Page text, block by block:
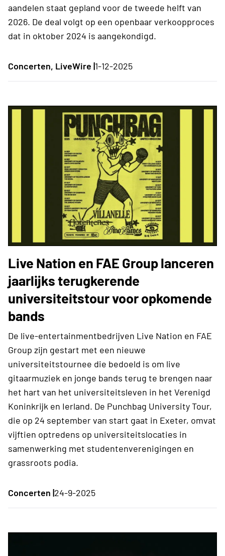
aandelen staat gepland voor de tweede helft van
2026. De deal volgt op een openbaar verkoopproces
dat in oktober 2024 is aangekondigd.
Concerten, LiveWire |1-12-2025
Live Nation en FAE Group lanceren
jaarlijks terugkerende
universiteitstour voor opkomende
bands
De live-entertainmentbedrijven Live Nation en FAE
Group zijn gestart met een nieuwe
universiteitstournee die bedoeld is om live
gitaarmuziek en jonge bands terug te brengen naar
het hart van het universiteitsleven in het Verenigd
Koninkrijk en Ierland. De Punchbag University Tour,
die op 24 september van start gaat in Exeter, omvat
vijftien optredens op universiteitslocaties in
samenwerking met studentenverenigingen en
grassroots podia.
Concerten |24-9-2025